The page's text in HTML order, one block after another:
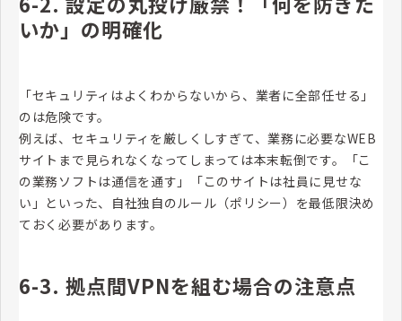
いか」の明確化
「セキュリティはよくわからないから、業者に全部任せる」
のは危険です。
例えば、セキュリティを厳しくしすぎて、業務に必要なWEB
サイトまで見られなくなってしまっては本末転倒です。「こ
の業務ソフトは通信を通す」「このサイトは社員に見せな
い」といった、自社独自のルール（ポリシー）を最低限決め
ておく必要があります。
6-3. 拠点間VPNを組む場合の注意点